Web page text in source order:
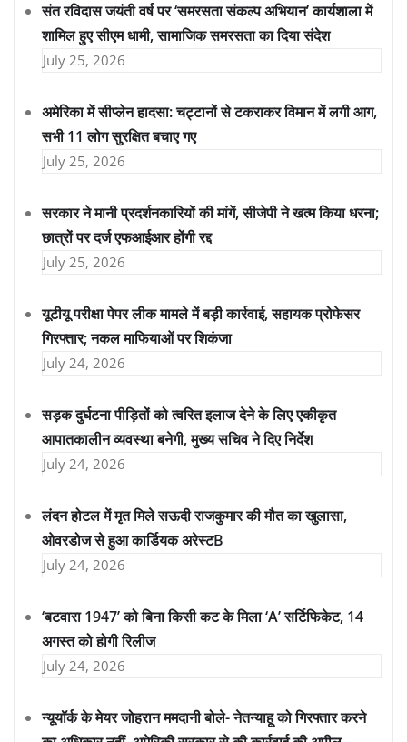
संत रविदास जयंती वर्ष पर ‘समरसता संकल्प अभियान’ कार्यशाला में
शामिल हुए सीएम धामी, सामाजिक समरसता का दिया संदेश
July 25, 2026
अमेरिका में सीप्लेन हादसा: चट्टानों से टकराकर विमान में लगी आग,
सभी 11 लोग सुरक्षित बचाए गए
July 25, 2026
सरकार ने मानी प्रदर्शनकारियों की मांगें, सीजेपी ने खत्म किया धरना;
छात्रों पर दर्ज एफआईआर होंगी रद्द
July 25, 2026
यूटीयू परीक्षा पेपर लीक मामले में बड़ी कार्रवाई, सहायक प्रोफेसर
गिरफ्तार; नकल माफियाओं पर शिकंजा
July 24, 2026
सड़क दुर्घटना पीड़ितों को त्वरित इलाज देने के लिए एकीकृत
आपातकालीन व्यवस्था बनेगी, मुख्य सचिव ने दिए निर्देश
July 24, 2026
लंदन होटल में मृत मिले सऊदी राजकुमार की मौत का खुलासा,
ओवरडोज से हुआ कार्डियक अरेस्टB
July 24, 2026
‘बटवारा 1947’ को बिना किसी कट के मिला ‘A’ सर्टिफिकेट, 14
अगस्त को होगी रिलीज
July 24, 2026
न्यूयॉर्क के मेयर जोहरान ममदानी बोले- नेतन्याहू को गिरफ्तार करने